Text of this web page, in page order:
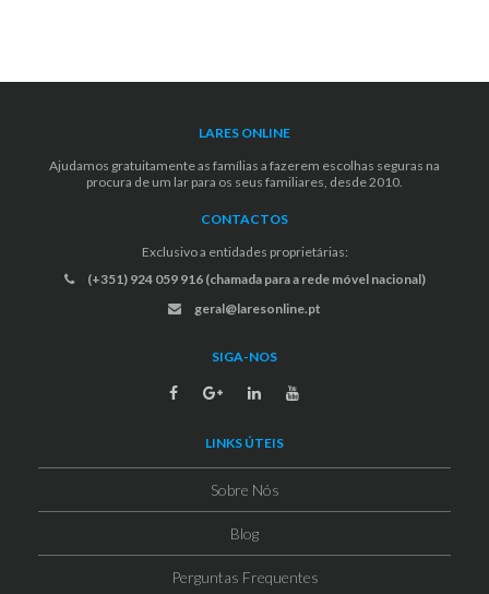
LARES ONLINE
Ajudamos gratuitamente as famílias a fazerem escolhas seguras na
procura de um lar para os seus familiares, desde 2010.
CONTACTOS
Exclusivo a entidades proprietárias:
(+351) 924 059 916 (chamada para a rede móvel nacional)
geral@laresonline.pt
SIGA-NOS
LINKS ÚTEIS
Sobre Nós
Blog
Perguntas Frequentes